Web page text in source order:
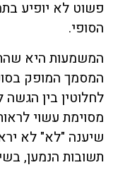
הסופי.
המשמעות היא
המסמך המופק
לחלוטין בין
מסוימת עשוי
שיענה "לא" לא
תשובות הנמען,